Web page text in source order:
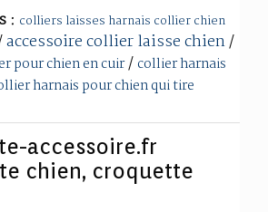
: colliers laisses harnais collier chien
accessoire collier laisse chien/
pour chien en cuir/ collier harnais
harnais pour chien qui tire
accessoire.fr
chien, croquette